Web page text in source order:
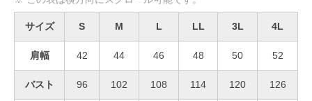
サイズ S M L LL 3L 4L
肩幅 42 44 46 48 50 52
バスト 96 102 108 114 120 126